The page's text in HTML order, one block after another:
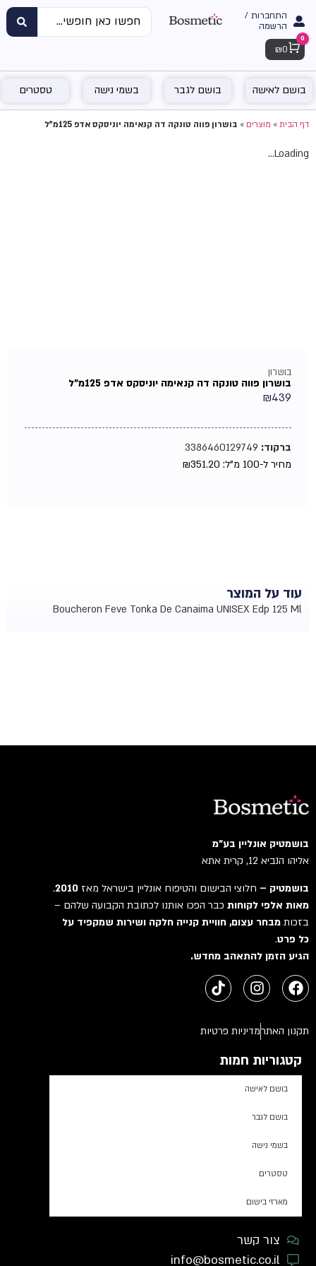
התחברות /
הרשמה
Cart
0
₪ 0
בושם לאישה בושם לגבר בשמי נישה טסטרים
דף הבית»מוצרים»בושרון פווה טונקה דה קנאימה יוניסקס אדפ 125מ"ל
Loading...
בושרון
בושרון פווה טונקה דה קנאימה יוניסקס אדפ 125מ"ל
₪439
ברקוד:3386460129749
מחיר ל-100 מ"ל:
₪351.20
עוד על המוצר
Boucheron Feve Tonka De Canaima UNISEX Edp 125 Ml
בושמטיק אונליין בע"מ
אליהו הנביא 12, קרית אתא
בושמטיק –חלוצי הבישום והטיפוח אונליין בישראל מאז2010
.
מאות אלפי לקוחותכבר הפכו אותנו לכתובת הקבועה שלהם –
בזכותמבחר עצום, חוויית קנייה חלקה ושירות שמקפיד על
כל פרט.
הגיע הזמן להתאהב מחדש.
תקנון האתרמדיניות פרטיות
קטגוריות חמות
בושם לאישה
בושם לגבר
בשמי נישה
טסטרים
מארזי בישום
צור קשר
info@bosmetic.co.il